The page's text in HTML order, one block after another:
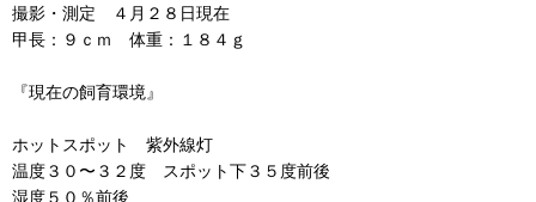
撮影・測定 ４月２８日現在
甲長：９ｃｍ 体重：１８４ｇ
『現在の飼育環境』
ホットスポット 紫外線灯
温度３０〜３２度 スポット下３５度前後
湿度５０％前後